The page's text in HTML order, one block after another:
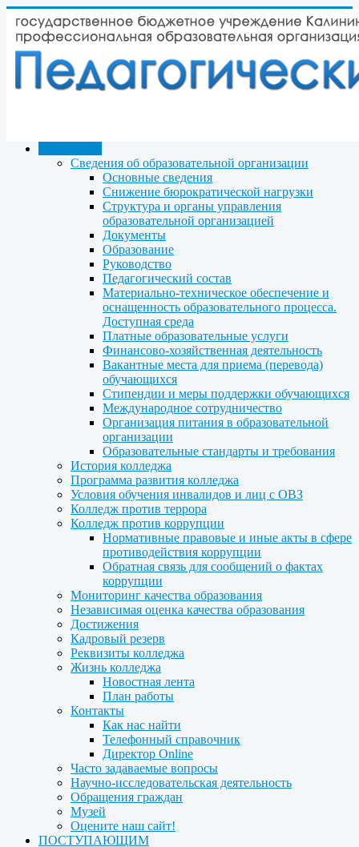
Сведения об образовательной организации
Основные сведения
Снижение бюрократической нагрузки
Структура и органы управления
образовательной организацией
Документы
Образование
Руководство
Педагогический состав
Материально-техническое обеспечение и
оснащенность образовательного процесса.
Доступная среда
Платные образовательные услуги
Финансово-хозяйственная деятельность
Вакантные места для приема (перевода)
обучающихся
Стипендии и меры поддержки обучающихся
Международное сотрудничество
Организация питания в образовательной
организации
Образовательные стандарты и требования
История колледжа
Программа развития колледжа
Условия обучения инвалидов и лиц с ОВЗ
Колледж против террора
Колледж против коррупции
Нормативные правовые и иные акты в сфере
противодействия коррупции
Обратная связь для сообщений о фактах
коррупции
Мониторинг качества образования
Независимая оценка качества образования
Достижения
Кадровый резерв
Реквизиты колледжа
Жизнь колледжа
Новостная лента
План работы
Контакты
Как нас найти
Телефонный справочник
Директор Online
Часто задаваемые вопросы
Научно-исследовательская деятельность
Обращения граждан
Музей
Оцените наш сайт!
ПОСТУПАЮЩИМ